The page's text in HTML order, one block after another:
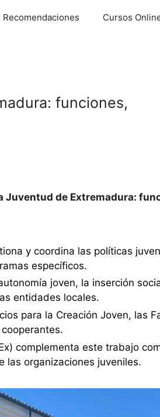
Recomendaciones Cursos
funciones,
Juventud de Extremadura:
y coordina las políticas
específicos.
joven, la inserción
entidades locales.
para la Creación Joven, las
complementa este trabajo
las organizaciones juveniles.